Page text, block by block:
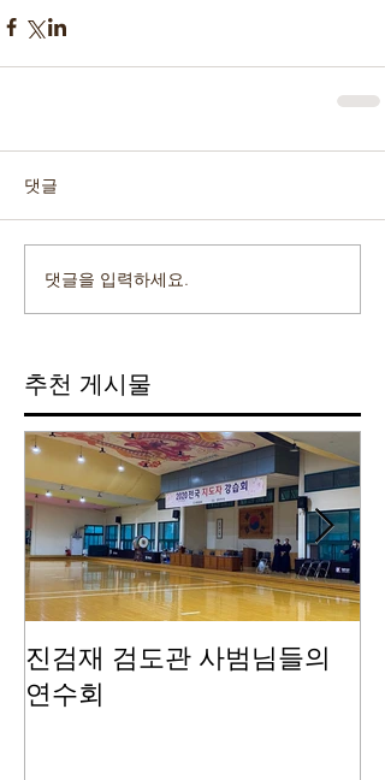
댓글
댓글을 입력하세요.
추천 게시물
진검재 검도관 사범님들의
연수회